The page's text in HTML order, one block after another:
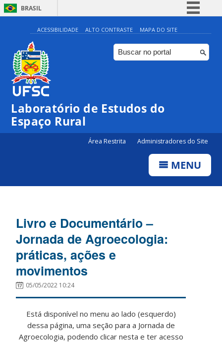
BRASIL
Simplifique!
Comunica BR
Participe
Canais
ACESSIBILIDADE ALTO CONTRASTE MAPA DO SITE
Laboratório de Estudos do
Espaço Rural
Área Restrita Administradores do Site
MENU
Livro e Documentário –
Jornada de Agroecologia:
práticas, ações e
movimentos
05/05/2022 10:24
Está disponível no menu ao lado (esquerdo)
dessa página, uma seção para a Jornada de
Agroecologia, podendo clicar nesta e ter acesso